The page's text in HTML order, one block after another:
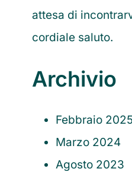
attesa di
cordiale saluto.
Archivio
Febbraio
Marzo 2024
Agosto 2023